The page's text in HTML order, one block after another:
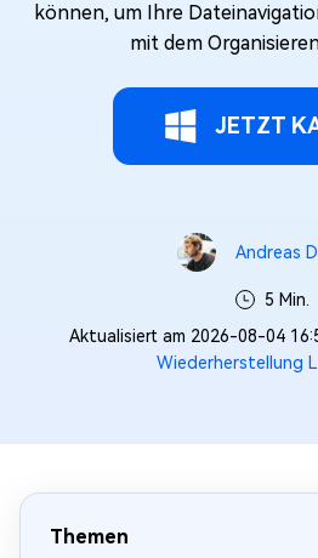
können, um Ihre
mit dem
JETZT
Andreas
5 Min.
Aktualisiert am 2026-08-04
Wiederherstellung
Themen